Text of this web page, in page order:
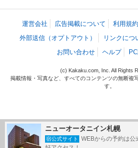
ニューオータニイン札幌
宿公式サイト
WEBからの予約は公
運営会社 広告掲載について 利用規約
外部送信（オプトアウト）
リンクにつ
お問い合わせ
ヘルプ
(c) Kakaku.com, Inc. All Rights
掲載情報・写真など、すべてのコンテンツの無断複
す。